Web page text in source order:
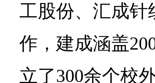
工股份、汇成针
作，建成涵盖
立了300余个校